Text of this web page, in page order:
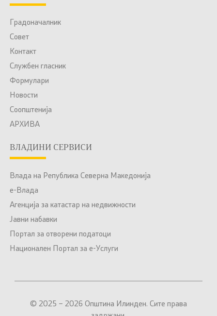
Градоначалник
Совет
Контакт
Службен гласник
Формулари
Новости
Соопштенија
АРХИВА
ВЛАДИНИ СЕРВИСИ
Влада на Република Северна Македонија
е-Влада
Агенција за катастар на недвижности
Јавни набавки
Портал за отворени податоци
Национален Портал за е-Услуги
© 2025 – 2026 Општина Илинден. Сите права